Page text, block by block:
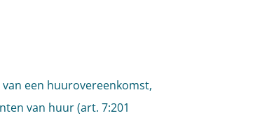
een huurovereenkomst,
van huur (art. 7:201